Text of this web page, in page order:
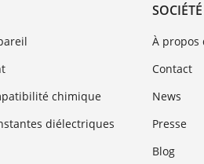
chimique
diélectriques
SOCIÉTÉ
À propos
Contact
News
Presse
Blog